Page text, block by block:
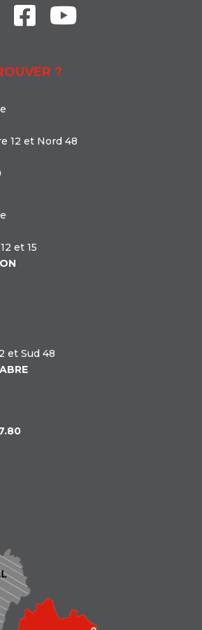
?
12 et Nord 48
et 15
et Sud 48